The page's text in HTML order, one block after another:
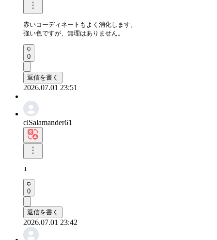
赤いコーディネートもよく消化します。
強い色ですが、無理はありません。
0
返信を書く
2026.07.01 23:51
clSalamander61
1
0
返信を書く
2026.07.01 23:42